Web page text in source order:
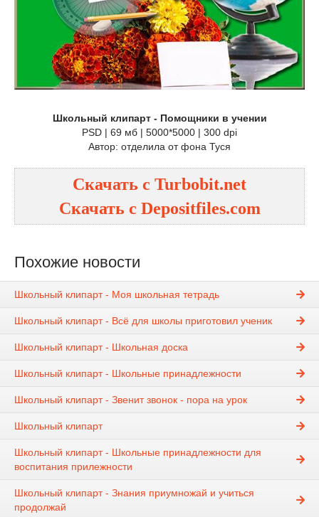
Школьный клипарт - Помощники в учении
PSD | 69 мб | 5000*5000 | 300 dpi
Автор: отделила от фона Туся
Скачать с Turbobit.net
Скачать с Depositfiles.com
Похожие новости
Школьный клипарт - Моя школьная тетрадь
Школьный клипарт - Всё для школы приготовил ученик
Школьный клипарт - Школьная доска
Школьный клипарт - Школьные принадлежности
Школьный клипарт - Звенит звонок - пора на урок
Школьный клипарт
Школьный клипарт - Школьные принадлежности для
воспитания прилежности
Школьный клипарт - Знания приумножай и учиться
продолжай